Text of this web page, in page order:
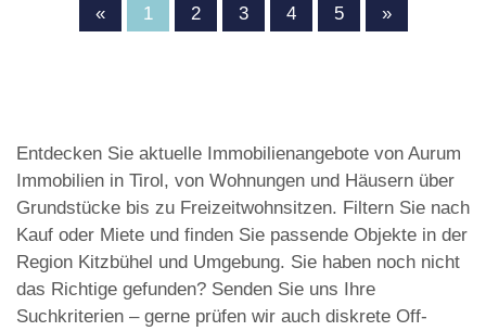
« 1 2 3 4 5 »
Entdecken Sie aktuelle Immobilienangebote von Aurum
Immobilien in Tirol, von Wohnungen und Häusern über
Grundstücke bis zu Freizeitwohnsitzen. Filtern Sie nach
Kauf oder Miete und finden Sie passende Objekte in der
Region Kitzbühel und Umgebung. Sie haben noch nicht
das Richtige gefunden? Senden Sie uns Ihre
Suchkriterien – gerne prüfen wir auch diskrete Off-